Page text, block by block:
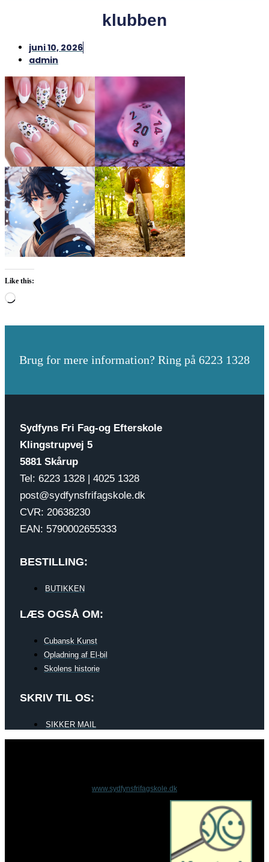
klubben
juni 10, 2026
admin
Like this:
Loading…
Brug for mere information? Ring på 6223 1328
Sydfyns Fri Fag-og Efterskole
Klingstrupvej 5
5881 Skårup
Tel: 6223 1328 | 4025 1328
post@sydfynsfrifagskole.dk
CVR: 20638230
EAN: 5790002655333
BESTILLING:
BUTIKKEN
LÆS OGSÅ OM:
Cubansk Kunst
Opladning af El-bil
Skolens historie
SKRIV TIL OS:
SIKKER MAIL
www.sydfynsfrifagskole.dk